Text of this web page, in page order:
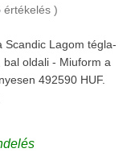
értékelés )
Scandic Lagom tégla-
oldali - Miuform a
492590 HUF.